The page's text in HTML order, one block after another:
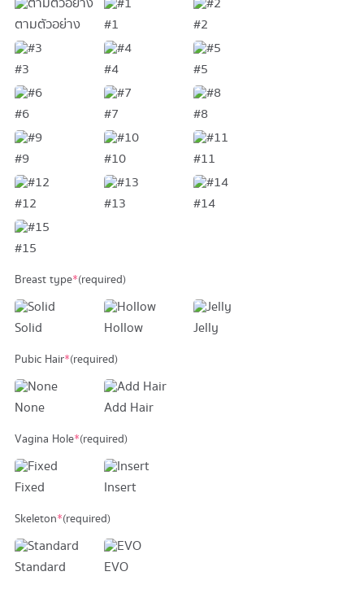
ตามตัวอย่าง #1 #2
#3 #4 #5
#6 #7 #8
#9 #10 #11
#12 #13 #14
#15
Breast type*(required)
Solid Hollow Jelly
Pubic Hair*(required)
None Add Hair
Vagina Hole*(required)
Fixed Insert
Skeleton*(required)
Standard EVO